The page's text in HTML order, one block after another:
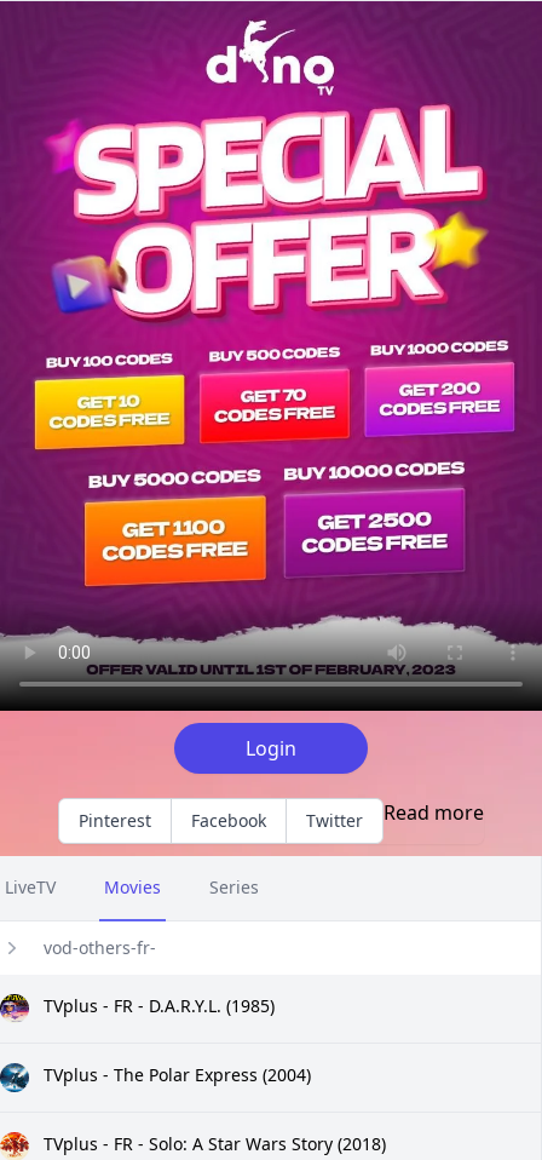
Explore movies list on IPTV Dino Server at tvpluspanel of
Login
Pinterest Facebook Twitter Read more
LiveTV Movies Series
vod-others-fr-
TVplus - FR - D.A.R.Y.L. (1985)
TVplus - The Polar Express (2004)
TVplus - FR - Solo: A Star Wars Story (2018)